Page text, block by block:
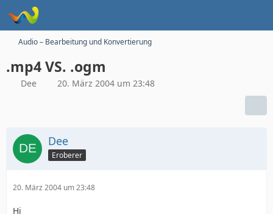
Audio – Bearbeitung und Konvertierung
.mp4 VS. .ogm
Dee 20. März 2004 um 23:48
Dee
Eroberer
20. März 2004 um 23:48
Hi